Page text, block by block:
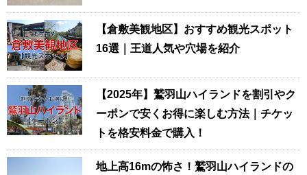
【倉敷美観地区】おすすめ観光スポット
16選｜王道人気や穴場を紹介
【2025年】鷲羽山ハイランドを割引やク
ーポンで安くお得に楽しむ方法｜チケッ
トを格安料金で購入！
地上高16mの怖さ！鷲羽山ハイランドの